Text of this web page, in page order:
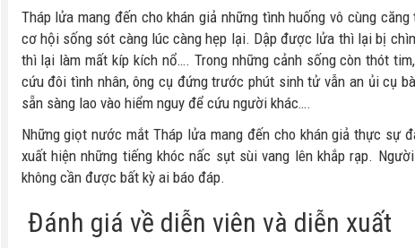
Tháp lửa mang đến cho khán giả những tình huống vô cùng
cơ hội sống sót càng lúc càng hẹp lại. Dập được lửa thì lại bị
thì lại làm mất kíp kích nổ…. Trong những cảnh sống còn thót
cứu đôi tình nhân, ông cụ đứng trước phút sinh tử vẫn an ủi cụ
sẵn sàng lao vào hiểm nguy để cứu người khác….
Những giọt nước mắt Tháp lửa mang đến cho khán giả thực sự
xuất hiện những tiếng khóc nấc sụt sùi vang lên khắp rạp.
không cần được bất kỳ ai báo đáp.
Đánh giá về diễn viên và diễn xuất